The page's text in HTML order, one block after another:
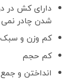
دارای کش در
شدن چادر
کم وزن و سبک
کم حجم
انداختن و